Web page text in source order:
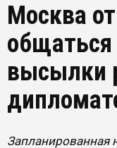
Москва
высылки
Запланированная